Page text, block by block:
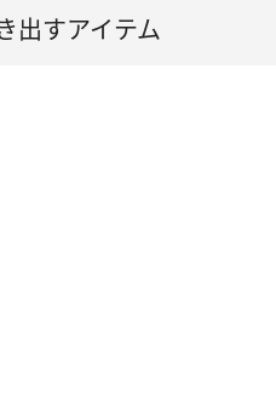
出すアイテム